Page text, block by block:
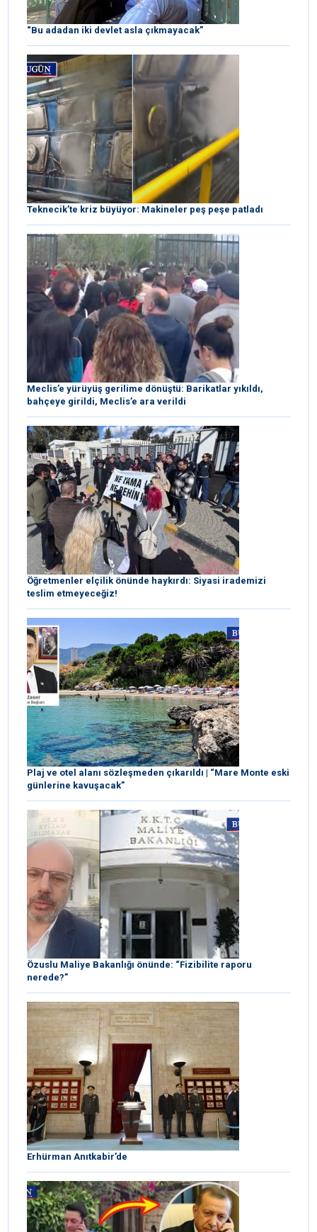
“Bu adadan iki devlet asla çıkmayacak”
Teknecik’te kriz büyüyor: Makineler peş peşe patladı
Meclis’e yürüyüş gerilime dönüştü: Barikatlar yıkıldı,
bahçeye girildi, Meclis’e ara verildi
Öğretmenler elçilik önünde haykırdı: Siyasi irademizi
teslim etmeyeceğiz!
Plaj ve otel alanı sözleşmeden çıkarıldı | “Mare Monte eski
günlerine kavuşacak”
Özuslu Maliye Bakanlığı önünde: “Fizibilite raporu
nerede?”
Erhürman Anıtkabir’de